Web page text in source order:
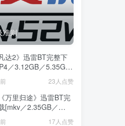
准则
达2》迅雷BT完整下
／3.12GB／5.35GB]
23人点赞
万里归途》迅雷BT完
[mkv／2.35GB／
17人点赞